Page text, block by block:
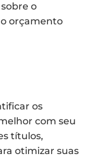
o
orçamento
os
com seu
títulos,
otimizar suas